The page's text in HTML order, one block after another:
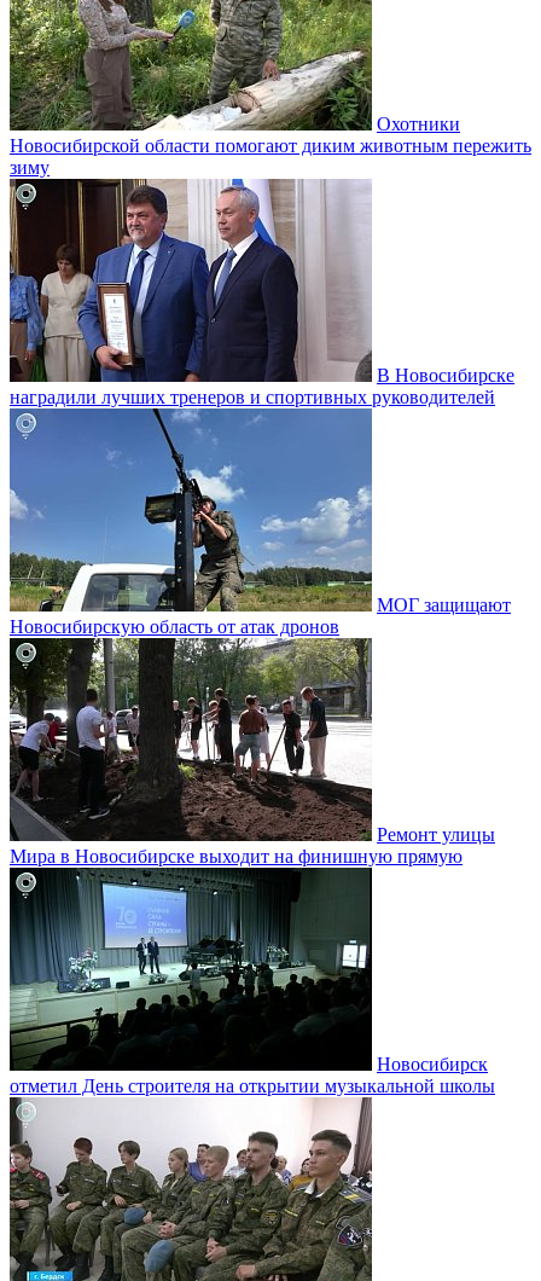
Охотники
Новосибирской области помогают диким животным пережить
зиму
В Новосибирске
наградили лучших тренеров и спортивных руководителей
МОГ защищают
Новосибирскую область от атак дронов
Ремонт улицы
Мира в Новосибирске выходит на финишную прямую
Новосибирск
отметил День строителя на открытии музыкальной школы